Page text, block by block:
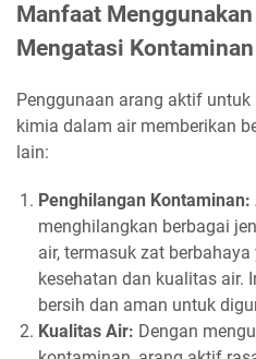
Manfaat
Mengatasi
Penggunaan arang aktif
kimia dalam air memberikan
lain:
Penghilangan Kontaminan:
menghilangkan berbagai
air, termasuk zat
kesehatan dan kualitas air.
bersih dan aman untuk
Kualitas Air: Dengan